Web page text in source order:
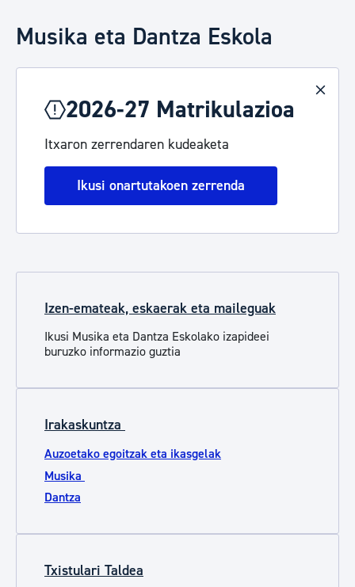
Musika eta Dantza Eskola
2026-27 Matrikulazioa
Itxaron zerrendaren kudeaketa
Ikusi onartutakoen zerrenda
Izen-emateak, eskaerak eta maileguak
Ikusi Musika eta Dantza Eskolako izapideei
buruzko informazio guztia
Irakaskuntza
Auzoetako egoitzak eta ikasgelak
Musika
Dantza
Txistulari Taldea